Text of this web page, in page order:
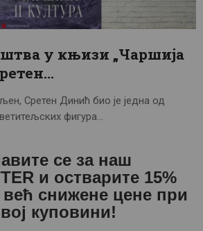
у књизи „Чаршија
Сретен Динић био је једна од
фигура…
се за наш
и остварите 15%
већ снижене цене при
куповини!